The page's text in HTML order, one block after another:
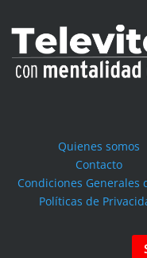
Quienes somos
Contacto
Condiciones Generales
Políticas de